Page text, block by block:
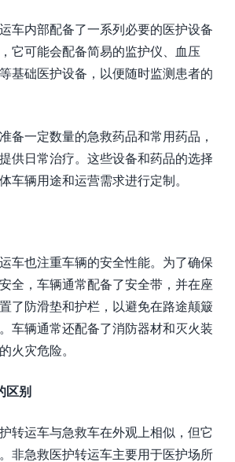
车内部配备了一系列必要的医护设备
它可能会配备简易的监护仪、血压
基础医护设备，以便随时监测患者的
备一定数量的急救药品和常用药品，
供日常治疗。这些设备和药品的选择
车辆用途和运营需求进行定制。
车也注重车辆的安全性能。为了确保
全，车辆通常配备了安全带，并在座
了防滑垫和护栏，以避免在路途颠簸
车辆通常还配备了消防器材和灭火装
火灾危险。
区别
转运车与急救车在外观上相似，但它
非急救医护转运车主要用于医护场所